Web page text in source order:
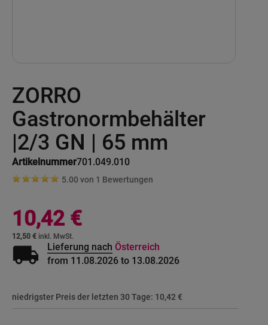
ZORRO
Gastronormbehälter
|2/3 GN | 65 mm
Artikelnummer701.049.010
to
the
beginning
of
images
gallery
5.00 von 1 Bewertungen
12,50 €
10,42 €
local_shipping Lieferung nach Österreich
from 11.08.2026 to 13.08.2026
niedrigster Preis der letzten 30 Tage: 10,42 €